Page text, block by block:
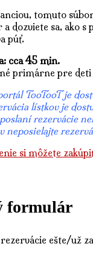
tomuto
a dozviete sa, ako s
púť.
cca 45 min.
primárne pre
TooTooT je
lístkov je
rezervácie
neposielajte
si môžete
formulár
ešte/už